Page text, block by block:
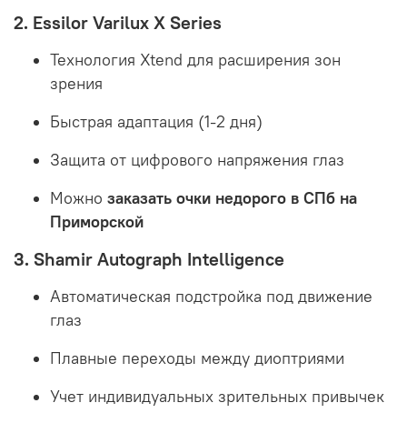
2. Essilor Varilux X Series
Технология Xtend для расширения зон
зрения
Быстрая адаптация (1-2 дня)
Защита от цифрового напряжения глаз
Можно заказать очки недорого в СПб на
Приморской
3. Shamir Autograph Intelligence
Автоматическая подстройка под движение
глаз
Плавные переходы между диоптриями
Учет индивидуальных зрительных привычек